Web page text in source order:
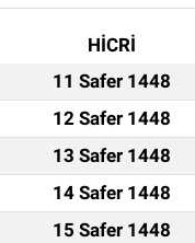
HİCRİ
11 Safer 1448
12 Safer 1448
13 Safer 1448
14 Safer 1448
15 Safer 1448